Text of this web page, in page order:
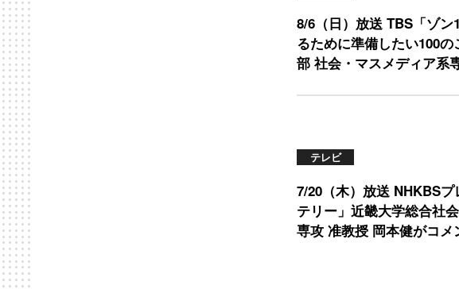
8/6（日）放送 TBS「ゾ
るために準備したい100
部 社会・マスメディア系
テレビ
7/20（木）放送 NHKBS
テリー」近畿大学総合社
専攻 准教授 岡本健がコメ